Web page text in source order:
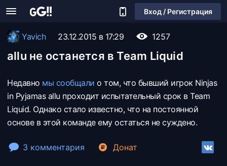
Вход / Регистрация
Yavich 23.12.2015 в 17:29 1257
allu не останется в Team Liquid
Недавно мы сообщали о том, что бывший игрок Ninjas
in Pyjamas allu проходит испытательный срок в Team
Liquid. Однако стало известно, что на постоянной
основе в этой команде ему остаться не суждено.
3 комментария Донат